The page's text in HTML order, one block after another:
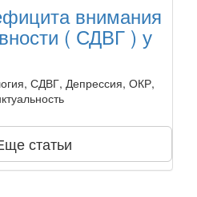
внимания
( СДВГ ) у
СДВГ, Депрессия, ОКР,
статьи